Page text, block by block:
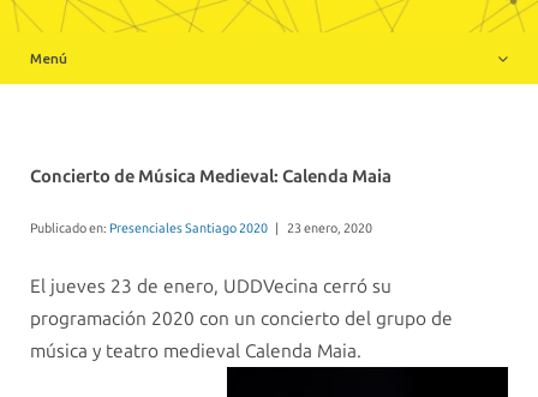
Menú
Actividades presenciales realizadas Concepción
Participa en UDDVecina
Concierto de Música Medieval: Calenda Maia
Publicado en: Presenciales Santiago 2020 | 23 enero, 2020
El jueves 23 de enero, UDDVecina cerró su
programación 2020 con un concierto del grupo de
música y teatro medieval Calenda Maia.